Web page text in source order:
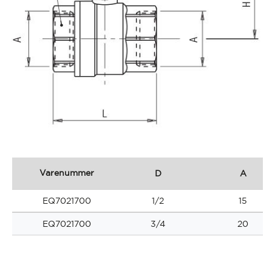
Varenummer D A
EQ7021700 1/2 15
EQ7021700 3/4 20